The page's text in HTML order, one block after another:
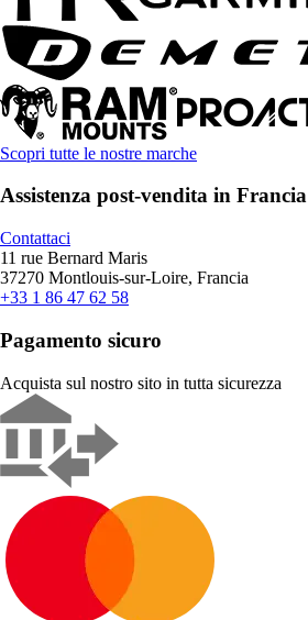
Scopri tutte le nostre marche
Assistenza post-vendita in Francia
Contattaci
11 rue Bernard Maris
37270 Montlouis-sur-Loire, Francia
+33 1 86 47 62 58
Pagamento sicuro
Acquista sul nostro sito in tutta sicurezza